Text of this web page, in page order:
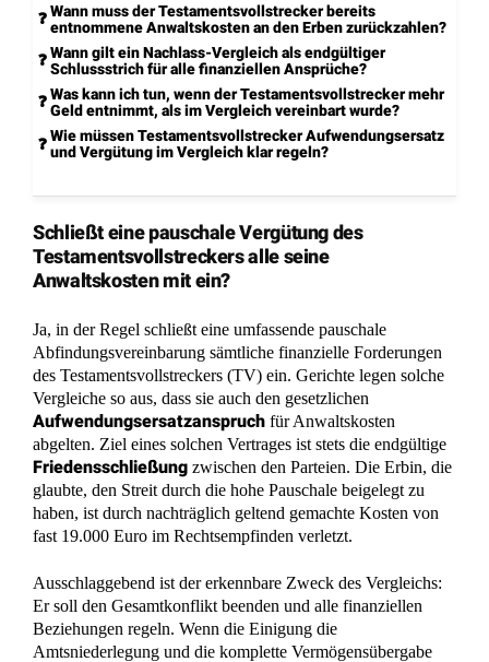
Wann muss der Testamentsvollstrecker bereits
entnommene Anwaltskosten an den Erben zurückzahlen?
Wann gilt ein Nachlass-Vergleich als endgültiger
Schlussstrich für alle finanziellen Ansprüche?
Was kann ich tun, wenn der Testamentsvollstrecker mehr
Geld entnimmt, als im Vergleich vereinbart wurde?
Wie müssen Testamentsvollstrecker Aufwendungsersatz
und Vergütung im Vergleich klar regeln?
Schließt eine pauschale Vergütung des
Testamentsvollstreckers alle seine
Anwaltskosten mit ein?
Ja, in der Regel schließt eine umfassende pauschale
Abfindungsvereinbarung sämtliche finanzielle Forderungen
des Testamentsvollstreckers (TV) ein. Gerichte legen solche
Vergleiche so aus, dass sie auch den gesetzlichen
Aufwendungsersatzanspruch für Anwaltskosten
abgelten. Ziel eines solchen Vertrages ist stets die endgültige
Friedensschließung zwischen den Parteien. Die Erbin, die
glaubte, den Streit durch die hohe Pauschale beigelegt zu
haben, ist durch nachträglich geltend gemachte Kosten von
fast 19.000 Euro im Rechtsempfinden verletzt.
Ausschlaggebend ist der erkennbare Zweck des Vergleichs:
Er soll den Gesamtkonflikt beenden und alle finanziellen
Beziehungen regeln. Wenn die Einigung die
Amtsniederlegung und die komplette Vermögensübergabe